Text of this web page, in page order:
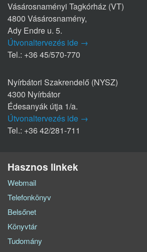
Vásárosnaményi Tagkórház (VT)
4800 Vásárosnamény,
Ady Endre u. 5.
Útvonaltervezés ide →
Tel.: +36 45/570-770
Nyírbátori Szakrendelő (NYSZ)
4300 Nyírbátor
Édesanyák útja 1/a.
Útvonaltervezés ide →
Tel.: +36 42/281-711
Hasznos linkek
Webmail
Telefonkönyv
Belsőnet
Könyvtár
Tudomány